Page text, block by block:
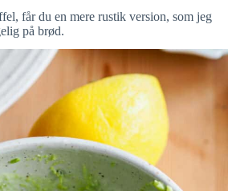
får du en mere rustik version, som jeg
på brød.